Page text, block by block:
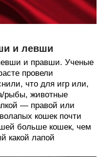
и левши
и правши. Ученые
провели
что для игр или,
рыбы, животные
— правой или
кошек почти
больше кошек, чем
какой лапой